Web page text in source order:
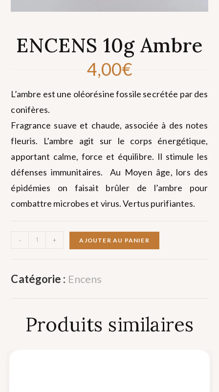
ENCENS 10g Ambre
4,00€
L’ambre est une oléorésine fossile secrétée par des
conifères.
Fragrance suave et chaude, associée à des notes
fleuris. L’ambre agit sur le corps énergétique,
apportant calme, force et équilibre. Il stimule les
défenses immunitaires. Au Moyen âge, lors des
épidémies on faisait brûler de l’ambre pour
combattre microbes et virus. Vertus purifiantes.
- + AJOUTER AU PANIER
Catégorie : Encens
Produits similaires